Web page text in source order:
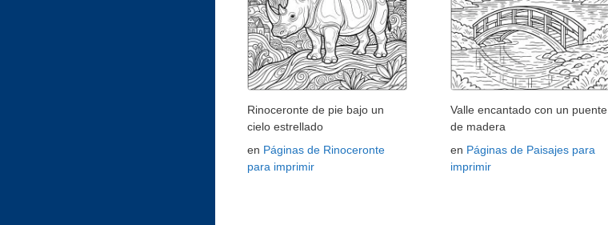
Rinoceronte de pie bajo un
cielo estrellado
en Páginas de Rinoceronte
para imprimir
Valle encantado con un puente
de madera
en Páginas de Paisajes para
imprimir